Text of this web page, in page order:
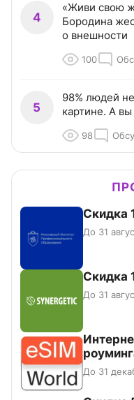
4
«Живи свою
Бородина
о внешности
100
5
98% людей
картине. А вы
98
Скидка
До 31
Скидка
До 31
До 31